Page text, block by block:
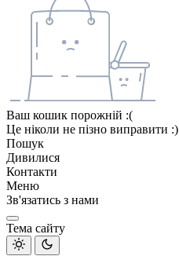
Ваш кошик порожній :(
Це ніколи не пізно виправити :)
Пошук
Дивилися
Контакти
Меню
Зв'язатись з нами
Тема сайту